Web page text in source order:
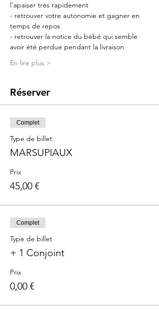
l'apaiser très rapidement
- retrouver votre autonomie et gagner en
temps de repos
- retrouver la notice du bébé qui semble
avoir été perdue pendant la livraison
En lire plus >
Réserver
Complet
Type de billet
MARSUPIAUX
Prix
45,00 €
Complet
Type de billet
+ 1 Conjoint
Prix
0,00 €